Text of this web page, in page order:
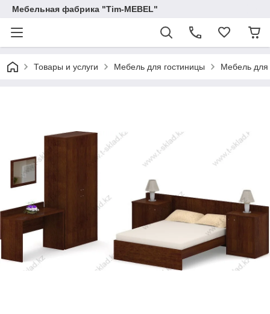
Мебельная фабрика "Tim-MEBEL"
Товары и услуги Мебель для гостиницы Мебель